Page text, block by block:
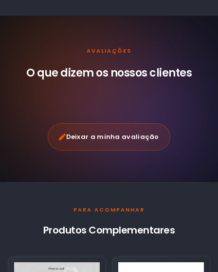
AVALIAÇÕES
O que dizem os nossosclientes
Deixar a minha avaliação
PARA ACOMPANHAR
Produtos Complementares